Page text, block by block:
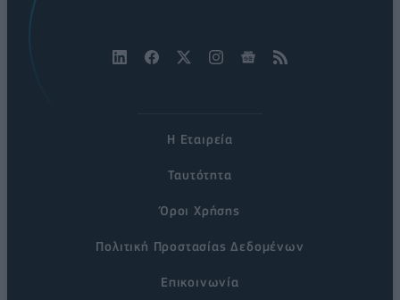
Η Εταιρεία
Ταυτότητα
Όροι Χρήσης
Πολιτική Προστασίας Δεδομένων
Επικοινωνία